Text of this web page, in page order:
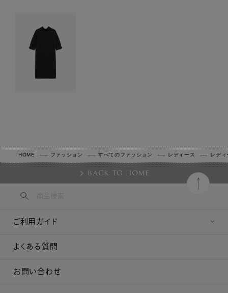
HOME ファッション すべてのファッション レディース レディ
BACK TO HOME
ご利用ガイド
よくある質問
お問い合わせ